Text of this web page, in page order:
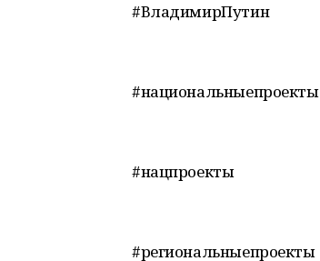
#ВладимирПутин
#национальныепроекты
#нацпроекты
#региональныепроекты